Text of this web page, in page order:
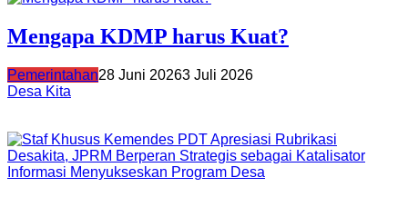
Mengapa KDMP harus Kuat?
Pemerintahan28 Juni 20263 Juli 2026
Desa Kita